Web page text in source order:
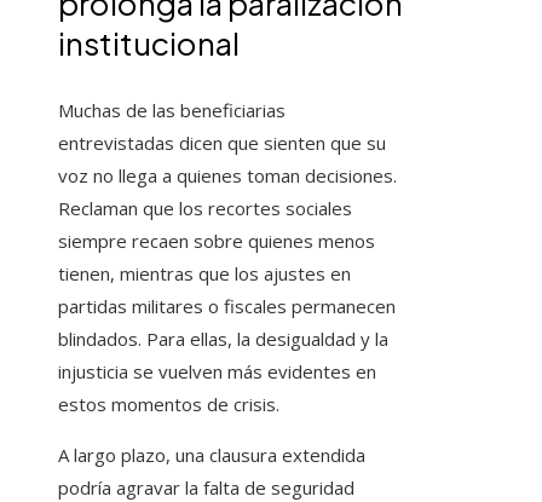
institucional
Muchas de las beneficiarias
entrevistadas dicen que sienten que su
voz no llega a quienes toman decisiones.
Reclaman que los recortes sociales
siempre recaen sobre quienes menos
tienen, mientras que los ajustes en
partidas militares o fiscales permanecen
blindados. Para ellas, la desigualdad y la
injusticia se vuelven más evidentes en
estos momentos de crisis.
A largo plazo, una clausura extendida
podría agravar la falta de seguridad